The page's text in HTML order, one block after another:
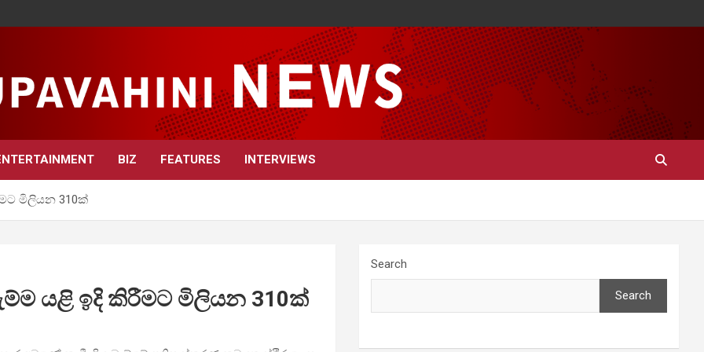
BIZ FEATURES INTERVIEWS
මිලියන 310ක්
යළි ඉදි කිරීමට මිලියන 310ක්
Search
Search